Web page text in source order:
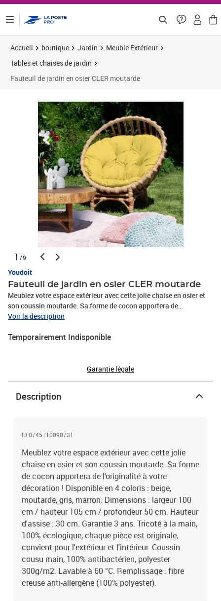
Accueil boutique Jardin
Meuble Extérieur
Tables et chaises de jardin
Fauteuil de jardin en osier CLER moutarde
1 /9
Youdoit
Fauteuil de jardin en osier CLER moutarde
Meublez votre espace extérieur avec cette jolie chaise en osier et
son coussin moutarde. Sa forme de cocon apportera de
l'originalité à votre décoration ! Disponible en 4 coloris : beige,
cm / profondeur 50 cm. Hauteur d'assise : 30 cm. Garantie 3 ans.
antibactérien, polyester 300g/m2. Lavable à 60 °C. Remplissage :
Voir la description
Temporairement Indisponible
Garantie légale
Description
ID 0745110090731
Meublez votre espace extérieur avec cette jolie
chaise en osier et son coussin moutarde. Sa forme
de cocon apportera de l'originalité à votre
décoration ! Disponible en 4 coloris : beige,
moutarde, gris, marron. Dimensions : largeur 100
cm / hauteur 105 cm / profondeur 50 cm. Hauteur
d'assise : 30 cm. Garantie 3 ans. Tricoté à la main,
100% écologique, chaque pièce est originale,
convient pour l'extérieur et l'intérieur. Coussin
cousu main, 100% antibactérien, polyester
300g/m2. Lavable à 60 °C. Remplissage : fibre
creuse anti-allergène (100% polyester).